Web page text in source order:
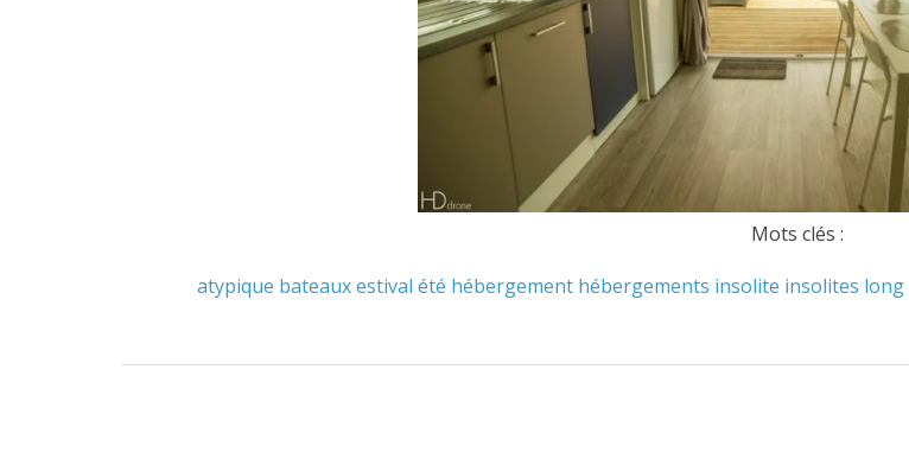
Mots clés :
atypique bateauxestival été hébergement hébergements insolite insolites long